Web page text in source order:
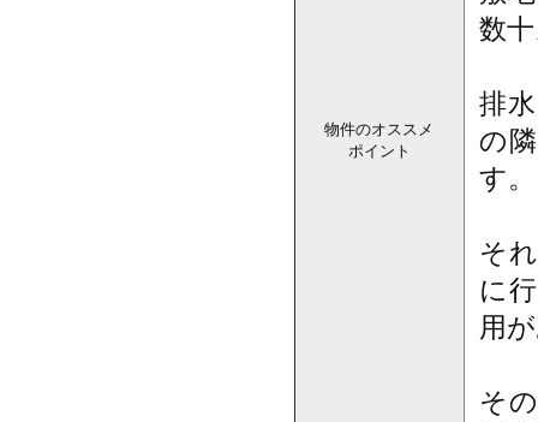
物件のオススメ
ポイント
数
排
の
す。
そ
に
用
そ